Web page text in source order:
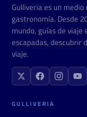
Gulliveria es un
gastronomía. Desde
mundo, guías de
escapadas, descubrir
viaje.
GULLIVERIA